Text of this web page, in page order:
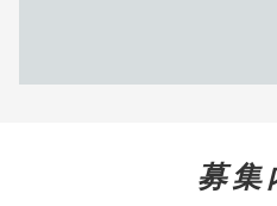
募集